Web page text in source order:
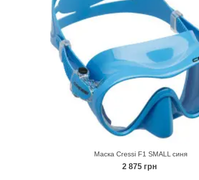
Quick view
Маска Cressi F1 SMALL синя
2 875 грн